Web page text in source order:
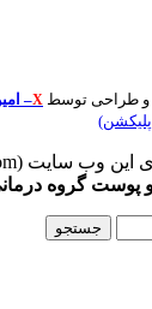
X
–
و پوست گروه
جستجو